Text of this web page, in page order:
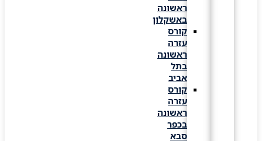
ראשונה
באשקלון
קורס
עזרה
ראשונה
קורס
עזרה
ראשונה
בכפר